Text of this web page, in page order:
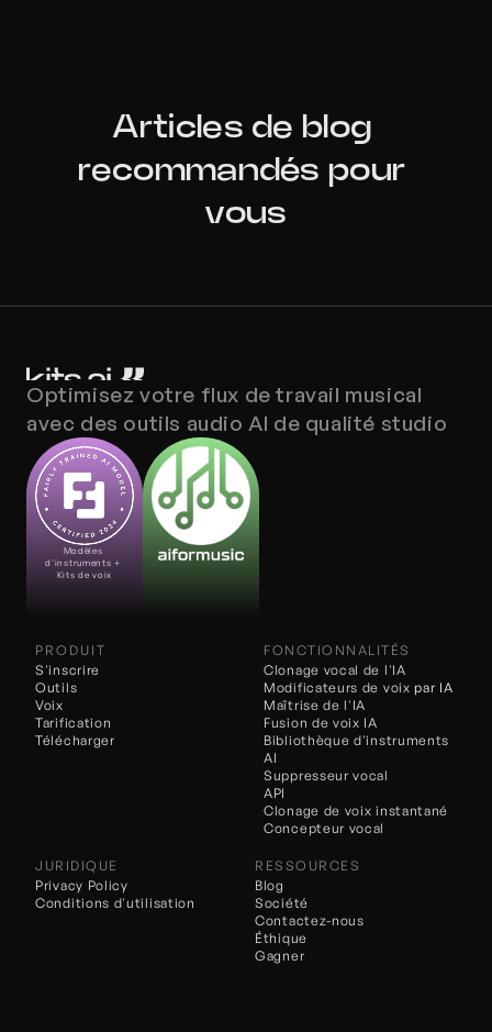
Articles de blog
recommandés pour
vous
Optimisez votre flux de travail musical
avec des outils audio AI de qualité studio
Modèles
d'instruments +
Kits de voix
PRODUIT
S'inscrire
Outils
Voix
Tarification
Télécharger
FONCTIONNALITÉS
Clonage vocal de l'IA
Fusion de voix IA
Modificateurs de voix par IA
Maîtrise de l'IA
Bibliothèque d'instruments
AI
Suppresseur vocal
API
Clonage de voix instantané
Concepteur vocal
JURIDIQUE
Privacy Policy
Conditions d'utilisation
RESSOURCES
Blog
Société
Contactez-nous
Éthique
Gagner